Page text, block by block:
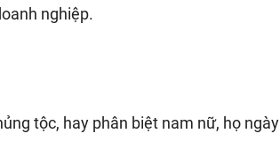
nghiệp.
tộc, hay phân biệt nam nữ, họ ngày